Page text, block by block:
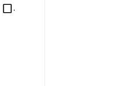
check_box_outline_blank .